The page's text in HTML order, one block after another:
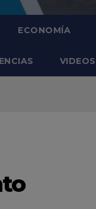
ECONOMÍA
VIDEOS